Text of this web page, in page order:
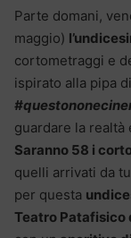
Parte domani,
maggio)
cortometraggi e
ispirato alla pipa
guardare la
Saranno 58 i
quelli arrivati da
per questa
Teatro Patafisico